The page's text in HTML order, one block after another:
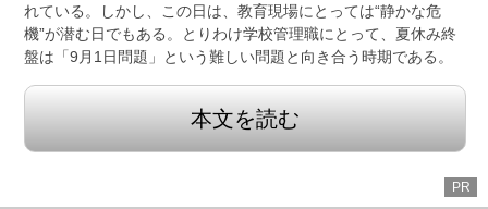
れている。しかし、この日は、教育現場にとっては“静かな危
機”が潜む日でもある。とりわけ学校管理職にとって、夏休み終
盤は「9月1日問題」という難しい問題と向き合う時期である。
本文を読む
PR